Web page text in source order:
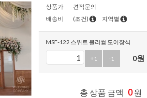
상품가
견적문의
배송비
(조건) 지역별
MSF-122 스위트 블러썸 도어장식
+1 -1 0원
총 상품 금액 0원